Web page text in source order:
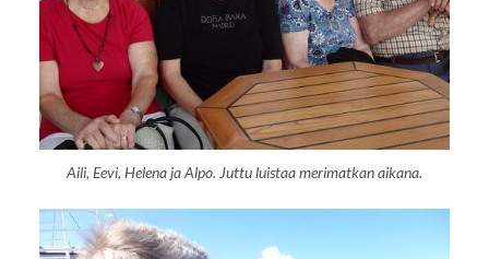
Aili, Eevi, Helena ja Alpo. Juttu luistaa merimatkan aikana.